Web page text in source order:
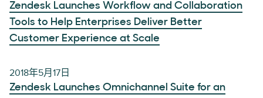
Zendesk Launches Workflow and Collaboration
Tools to Help Enterprises Deliver Better
Customer Experience at Scale
2018年5月17日
Zendesk Launches Omnichannel Suite for an